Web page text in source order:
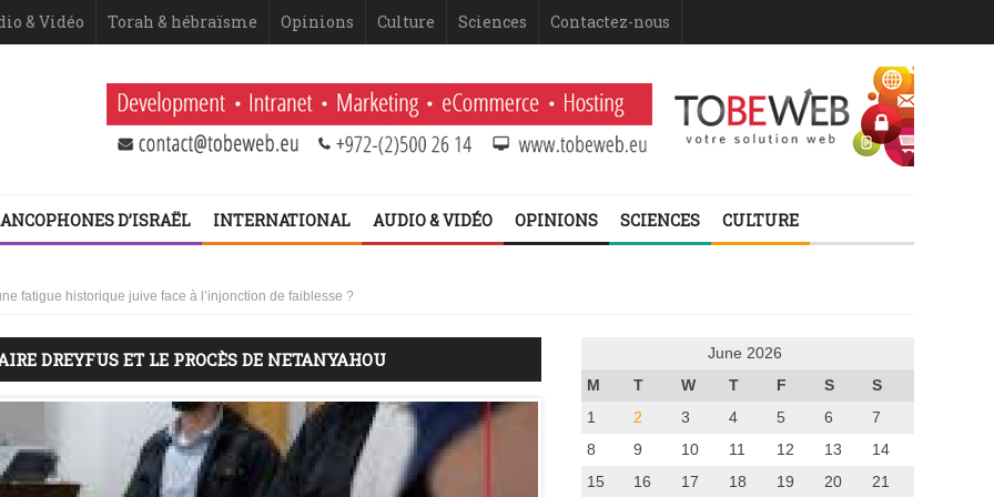
& Vidéo Torah & hébraïsme Opinions Culture Sciences Contactez-nous
D’ISRAËL INTERNATIONAL AUDIO & VIDÉO OPINIONS SCIENCES CULTURE
fatigue historique juive face à l’injonction de faiblesse ?
volet (Dominique Moïsi)
DREYFUS ET LE PROCÈS DE NETANYAHOU
June 2026
M
T W T F S
S
1
2 3 4 5 6
7
8
9 10 11 12 13
14
15
16 17 18 19 20
21